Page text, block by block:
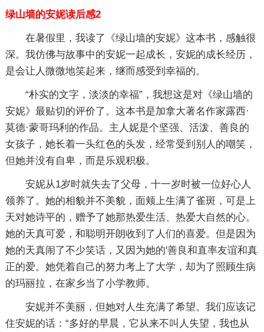
绿山墙的安妮读后感2
在暑假里，我读了《绿山墙的安妮》这本书，感触很
深。我仿佛与故事中的安妮一起成长，安妮的成长经历，
是会让人微微地笑起来，继而感受到幸福的。
“朴实的文字，淡淡的幸福”，我想这是对《绿山墙的
安妮》最贴切的评价了。这本书是加拿大著名作家露西·
莫德·蒙哥玛利的作品。主人妮是个坚强、活泼、善良的
女孩子，她长着一头红色的头发，经常受到别人的嘲笑，
但她并没有自卑，而是乐观积极。
安妮从1岁时就失去了父母，十一岁时被一位好心人
领养了。她的相貌并不美貌，面颊上生满了雀斑，可是上
天对她诗平的，赠予了她那热爱生活、热爱大自然的心。
她的天真可爱，和聪明开朗收到了人们的喜爱。但是因为
她的天真闹了不少笑话，又因为她的'善良和直率友谊和真
正的爱。她凭着自己的努力考上了大学，却为了照顾生病
的玛丽拉，在家乡当了小学教师。
安妮并不美丽，但她对人生充满了希望。我们应该记
住安妮的话：“多好的早晨，它从来不叫人失望，我也从